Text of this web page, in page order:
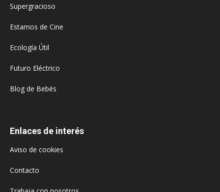
Supergracioso
Estamos de Cine
Ecología Útil
Futuro Eléctrico
Blog de Bebés
Enlaces de interés
Aviso de cookies
Contacto